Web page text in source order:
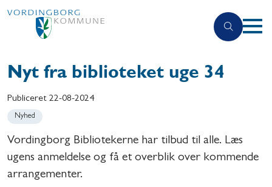
Nyt fra biblioteket uge 34
Publiceret 22-08-2024
Nyhed
Vordingborg Bibliotekerne har tilbud til alle. Læs
ugens anmeldelse og få et overblik over kommende
arrangementer.